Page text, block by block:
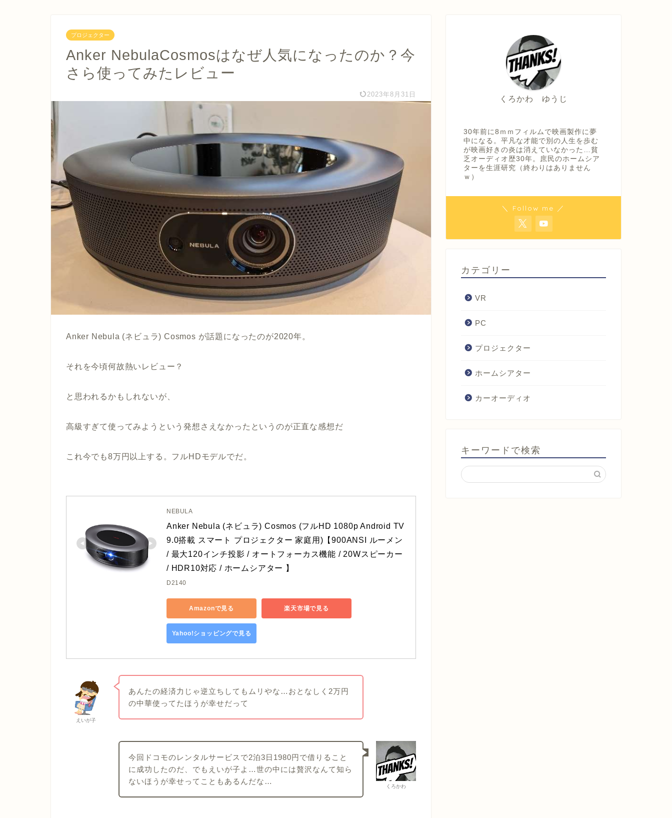
プロジェクター
Anker NebulaCosmosはなぜ人気になったのか？今
さら使ってみたレビュー
2023年8月31日
Anker Nebula (ネビュラ) Cosmos が話題になったのが2020年。
それを今頃何故熱いレビュー？
と思われるかもしれないが、
高級すぎて使ってみようという発想さえなかったというのが正直な感想だ
これ今でも8万円以上する。フルHDモデルでだ。
NEBULA
Anker Nebula (ネビュラ) Cosmos (フルHD 1080p Android TV
9.0搭載 スマート プロジェクター 家庭用)【900ANSI ルーメン
/ 最大120インチ投影 / オートフォーカス機能 / 20Wスピーカー
/ HDR10対応 / ホームシアター 】
D2140
Amazonで見る 楽天市場で見る
Yahoo!ショッピングで見る
えいが子
あんたの経済力じゃ逆立ちしてもムリやな…おとなしく2万円
の中華使ってたほうが幸せだって
くろかわ
今回ドコモのレンタルサービスで2泊3日1980円で借りること
に成功したのだ、でもえいが子よ…世の中には贅沢なんて知ら
ないほうが幸せってこともあるんだな…
くろかわ ゆうじ
30年前に8ｍｍフィルムで映画製作に夢
中になる。平凡な才能で別の人生を歩む
が映画好きの炎は消えていなかった…貧
乏オーディオ歴30年。庶民のホームシア
ターを生涯研究（終わりはありません
ｗ）
＼ Follow me ／
カテゴリー
VR
PC
プロジェクター
ホームシアター
カーオーディオ
キーワードで検索